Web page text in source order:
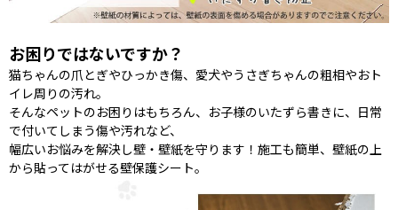
お困りではないですか？
猫ちゃんの爪とぎやひっかき傷、愛犬やうさぎちゃんの粗相やおト
イレ周りの汚れ。
そんなペットのお困りはもちろん、お子様のいたずら書きに、日常
で付いてしまう傷や汚れなど、
幅広いお悩みを解決し壁・壁紙を守ります！施工も簡単、壁紙の上
から貼ってはがせる壁保護シート。